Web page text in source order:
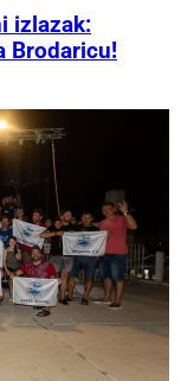
izlazak:
Brodaricu!